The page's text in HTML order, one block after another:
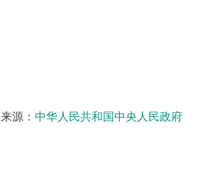
来源： 中华人民共和国中央人民政府